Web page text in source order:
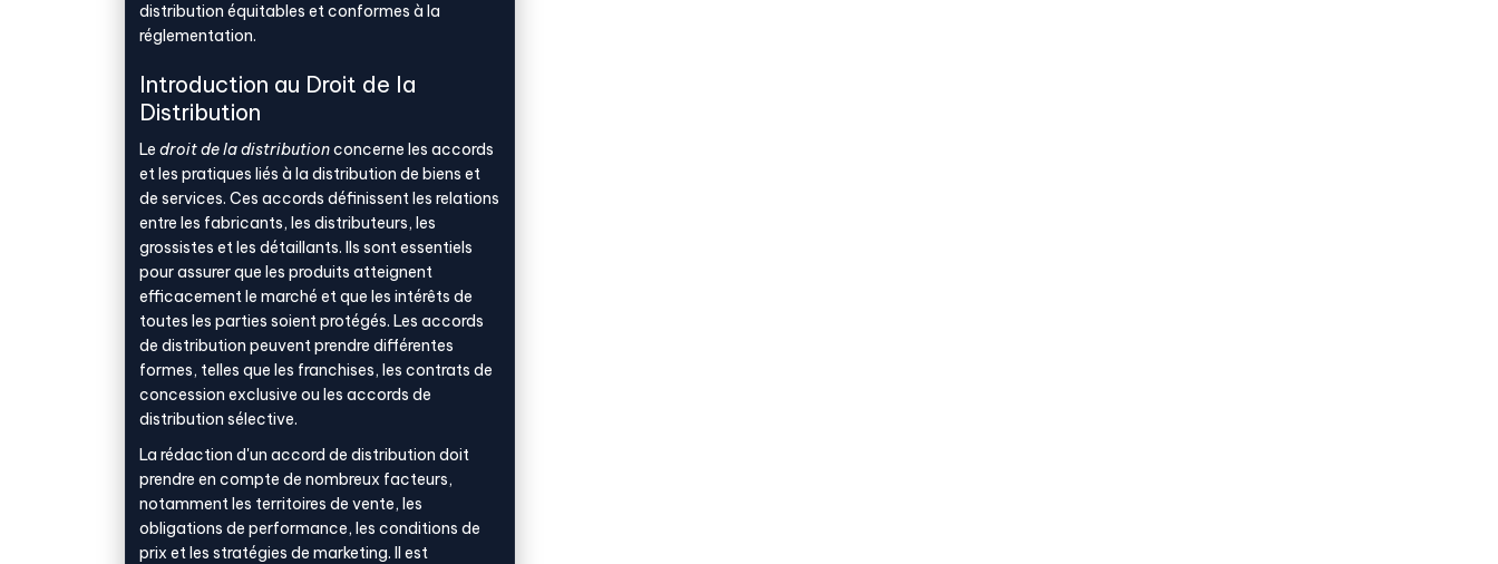
distribution équitables et conformes à la
réglementation.
Introduction au Droit de la
Distribution
Le droit de la distributionconcerne les accords
et les pratiques liés à la distribution de biens et
de services. Ces accords définissent les relations
entre les fabricants, les distributeurs, les
grossistes et les détaillants. Ils sont essentiels
pour assurer que les produits atteignent
efficacement le marché et que les intérêts de
toutes les parties soient protégés. Les accords
de distribution peuvent prendre différentes
formes, telles que les franchises, les contrats de
concession exclusive ou les accords de
distribution sélective.
La rédaction d'un accord de distribution doit
prendre en compte de nombreux facteurs,
notamment les territoires de vente, les
obligations de performance, les conditions de
prix et les stratégies de marketing. Il est